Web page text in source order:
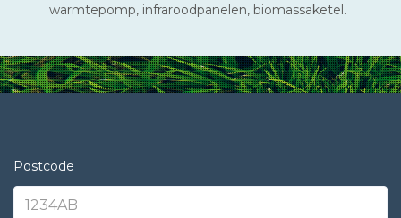
warmtepomp, infraroodpanelen, biomassaketel.
Postcode